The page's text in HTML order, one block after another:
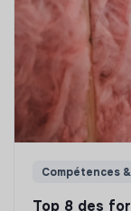
Compétences
Top 8 des